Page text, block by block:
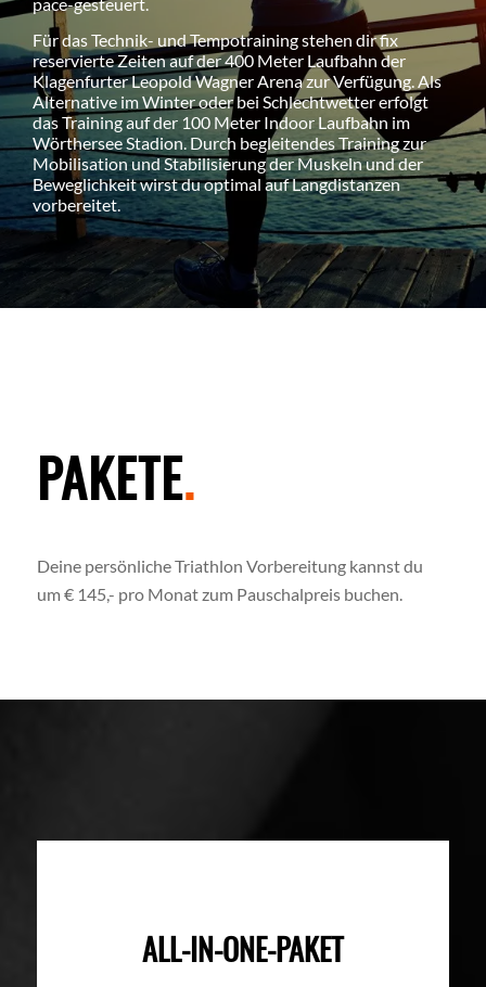
Für das Technik- und Tempotraining stehen dir fix
reservierte Zeiten auf der 400 Meter Laufbahn der
Klagenfurter Leopold Wagner Arena zur Verfügung. Als
Alternative im Winter oder bei Schlechtwetter erfolgt
das Training auf der 100 Meter Indoor Laufbahn im
Wörthersee Stadion. Durch begleitendes Training zur
Mobilisation und Stabilisierung der Muskeln und der
Beweglichkeit wirst du optimal auf Langdistanzen
vorbereitet.
PAKETE.
Deine persönliche Triathlon Vorbereitung kannst du
um € 145,- pro Monat zum Pauschalpreis buchen.
ALL-IN-ONE-PAKET